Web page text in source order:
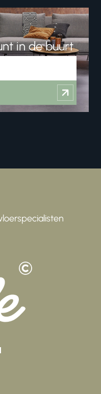
in de buurt